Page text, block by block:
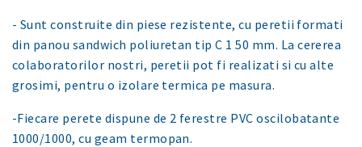
- Sunt construite din piese rezistente, cu peretii formati
din panou sandwich poliuretan tip C 1 50 mm. La cererea
colaboratorilor nostri, peretii pot fi realizati si cu alte
grosimi, pentru o izolare termica pe masura.
-Fiecare perete dispune de 2 ferestre PVC oscilobatante
1000/1000, cu geam termopan.